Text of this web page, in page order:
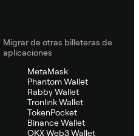
Migrar de otras billeteras de
aplicaciones
MetaMask
Phantom Wallet
Rabby Wallet
Tronlink Wallet
TokenPocket
Binance Wallet
OKX Web3 Wallet